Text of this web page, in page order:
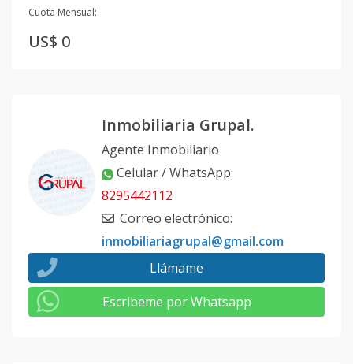
Cuota Mensual:
US$ 0
Inmobiliaria Grupal.
Agente Inmobiliario
Celular / WhatsApp:
8295442112
Correo electrónico:
inmobiliariagrupal@gmail.com
Llámame
Escribeme por Whatsapp